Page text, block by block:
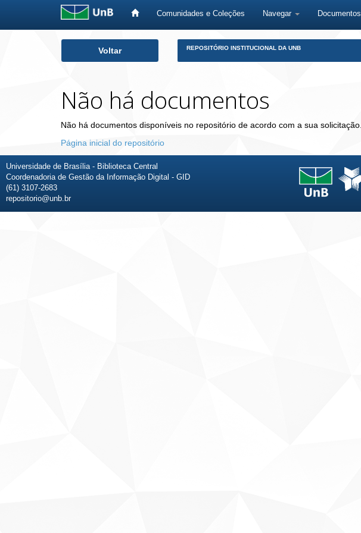
Comunidades e Coleções Navegar Documentos
Voltar REPOSITÓRIO INSTITUCIONAL DA UNB
Não há documentos
Não há documentos disponíveis no repositório de acordo com a sua solicitação.
Página inicial do repositório
Universidade de Brasília - Biblioteca Central
Coordenadoria de Gestão da Informação Digital - GID
(61) 3107-2683
repositorio@unb.br